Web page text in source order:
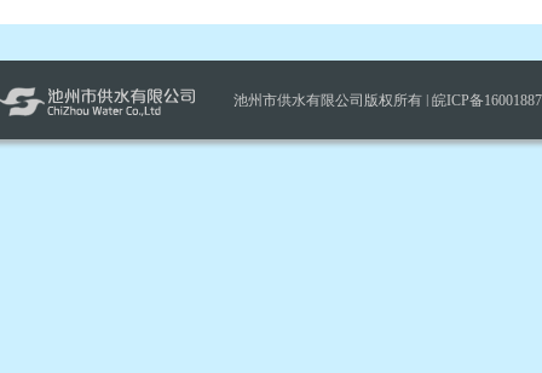
池州市供水有限公司版权所有 | 皖ICP备